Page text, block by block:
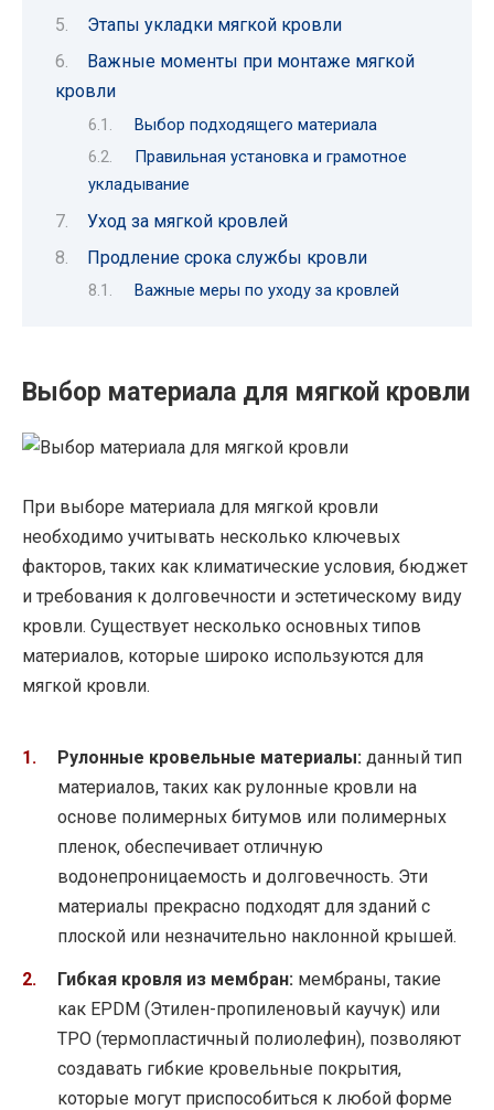
Этапы укладки мягкой кровли
Важные моменты при монтаже мягкой
кровли
Выбор подходящего материала
Правильная установка и грамотное
укладывание
Уход за мягкой кровлей
Продление срока службы кровли
Важные меры по уходу за кровлей
Выбор материала для мягкой кровли
При выборе материала для мягкой кровли
необходимо учитывать несколько ключевых
факторов, таких как климатические условия, бюджет
и требования к долговечности и эстетическому виду
кровли. Существует несколько основных типов
материалов, которые широко используются для
мягкой кровли.
Рулонные кровельные материалы: данный тип
материалов, таких как рулонные кровли на
основе полимерных битумов или полимерных
пленок, обеспечивает отличную
водонепроницаемость и долговечность. Эти
материалы прекрасно подходят для зданий с
плоской или незначительно наклонной крышей.
Гибкая кровля из мембран: мембраны, такие
как EPDM (Этилен-пропиленовый каучук) или
TPO (термопластичный полиолефин), позволяют
создавать гибкие кровельные покрытия,
которые могут приспособиться к любой форме